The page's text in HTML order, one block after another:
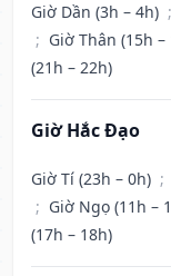
Giờ Dần (3h – 4h) ;
; Giờ Thân (15h –
(21h – 22h)
Giờ Hắc Đạo
Giờ Tí (23h – 0h) ;
; Giờ Ngọ (11h –
(17h – 18h)